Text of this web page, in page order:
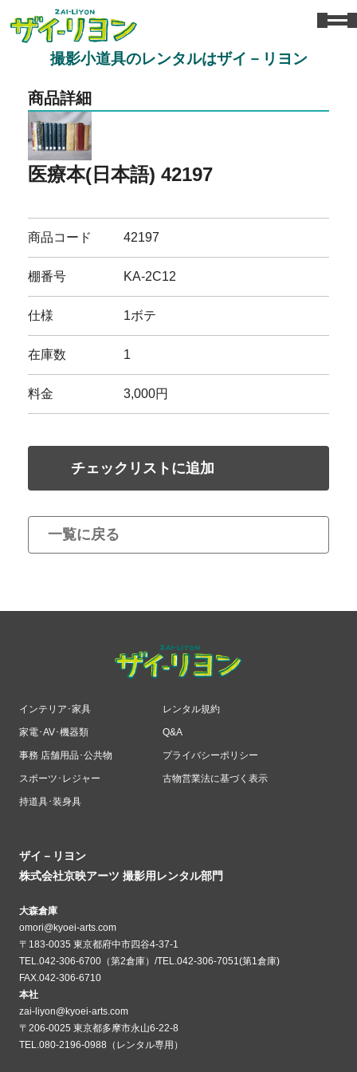
撮影小道具のレンタルはザイ－リヨン
商品詳細
医療本(日本語) 42197
商品コード 42197
棚番号 KA-2C12
仕様 1ボテ
在庫数 1
料金 3,000円
チェックリストに追加
一覧に戻る
インテリア･家具
家電･AV･機器類
事務 店舗用品･公共物
スポーツ･レジャー
持道具･装身具
レンタル規約
Q&A
プライバシーポリシー
古物営業法に基づく表示
ザイ－リヨン
株式会社京映アーツ 撮影用レンタル部門
大森倉庫
omori@kyoei-arts.com
〒183-0035 東京都府中市四谷4-37-1
TEL.042-306-6700（第2倉庫）/TEL.042-306-7051(第1倉庫)
FAX.042-306-6710
本社
zai-liyon@kyoei-arts.com
〒206-0025 東京都多摩市永山6-22-8
TEL.080-2196-0988（レンタル専用）